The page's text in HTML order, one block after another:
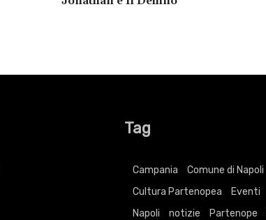
Tag
Campania Comune di Napoli
Cultura Partenopea
Eventi
Napoli
notizie Partenope